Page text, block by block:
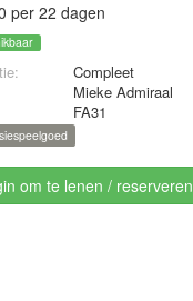
per 22 dagen
Compleet
Mieke Admiraal
FA31
om te lenen / reserveren